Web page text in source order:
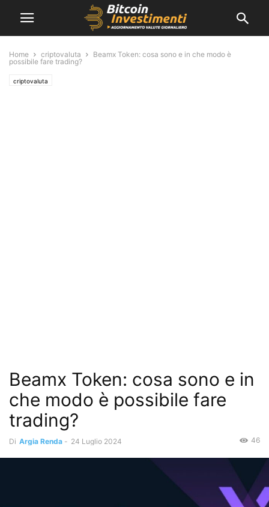
Home criptovaluta
Beamx Token: cosa sono e in che modo è
possibile fare trading?
criptovaluta
Beamx Token: cosa sono e in
che modo è possibile fare
trading?
Di Argia Renda - 24 Luglio 2024 46